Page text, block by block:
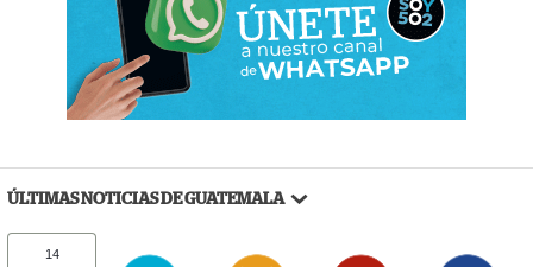
ÚLTIMAS NOTICIAS DE GUATEMALA
14